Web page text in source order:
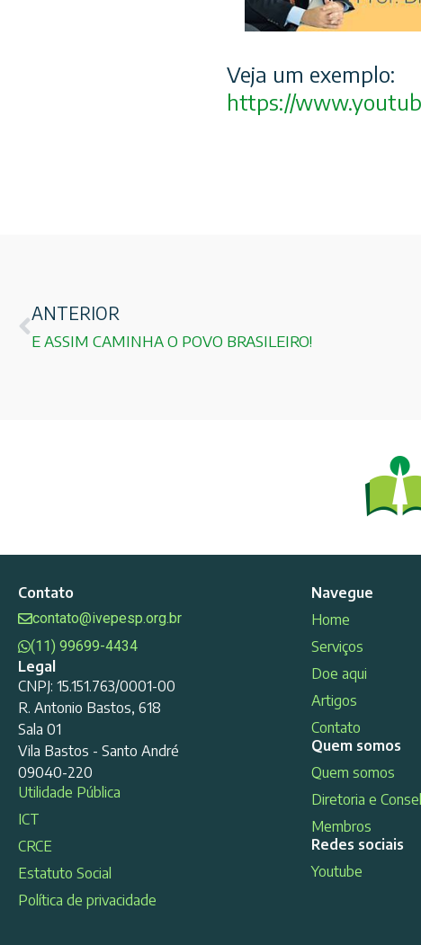
Veja um exemplo:
https://
ANTERIOR
E ASSIM CAMINHA O POVO BRASILEIRO!
Contato
contato@ivepesp.org.br
(11) 99699-4434
Legal
CNPJ: 15.151.763/0001-00
R. Antonio Bastos, 618
Sala 01
Vila Bastos - Santo André
09040-220
Utilidade Pública
ICT
CRCE
Estatuto Social
Política de privacidade
Navegue
Home
Serviços
Doe aqui
Artigos
Contato
Quem somos
Quem somos
Diretoria e
Membros
Redes sociais
Youtube